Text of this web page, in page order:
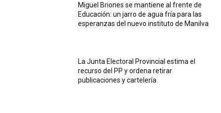
Miguel Briones se mantiene al frente de
Educación: un jarro de agua fría para las
esperanzas del nuevo instituto de Manilva
La Junta Electoral Provincial estima el
recurso del PP y ordena retirar
publicaciones y cartelería